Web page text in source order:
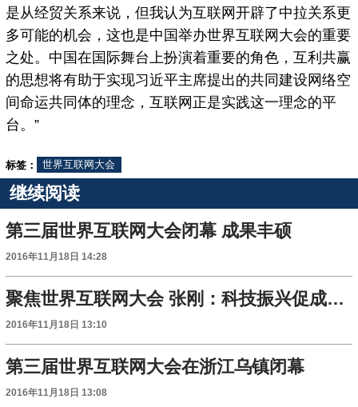
是从经贸关系来说，但我认为互联网开辟了中拉关系更
多可能的机会，这也是中国举办世界互联网大会的重要
之处。中国在国际舞台上扮演着重要的角色，互利共赢
的思想将有助于实现习近平主席提出的共同建设网络空
间命运共同体的理念，互联网正是实践这一理念的平
台。”
标签： 世界互联网大会
继续阅读
第三届世界互联网大会闭幕 成果丰硕
2016年11月18日 14:28
聚焦世界互联网大会 张刚：科技振兴促成产业转型
2016年11月18日 13:10
第三届世界互联网大会在浙江乌镇闭幕
2016年11月18日 13:08